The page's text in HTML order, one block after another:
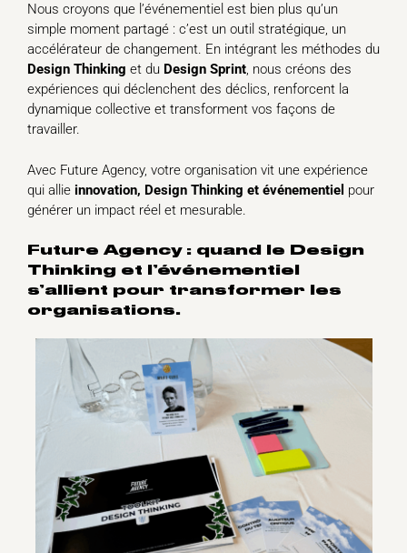
Nous croyons que l’événementiel est bien plus qu’un
simple moment partagé : c’est un outil stratégique, un
accélérateur de changement. En intégrant les méthodes du
Design Thinking et du Design Sprint, nous créons des
expériences qui déclenchent des déclics, renforcent la
dynamique collective et transforment vos façons de
travailler.
Avec Future Agency, votre organisation vit une expérience
qui allie innovation, Design Thinking et événementiel pour
générer un impact réel et mesurable.
Future Agency : quand le Design
Thinking et l’événementiel
s’allient pour transformer les
organisations.